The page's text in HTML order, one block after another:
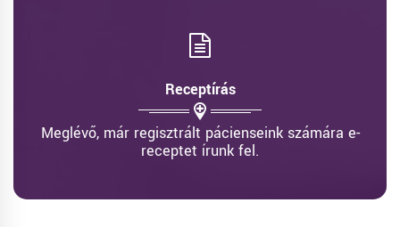
Receptírás
Meglévő, már regisztrált pácienseink számára e-
receptet írunk fel.